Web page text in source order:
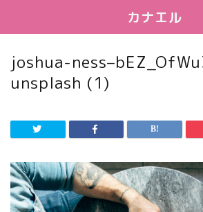
カナエル
joshua-
unsplash (1)